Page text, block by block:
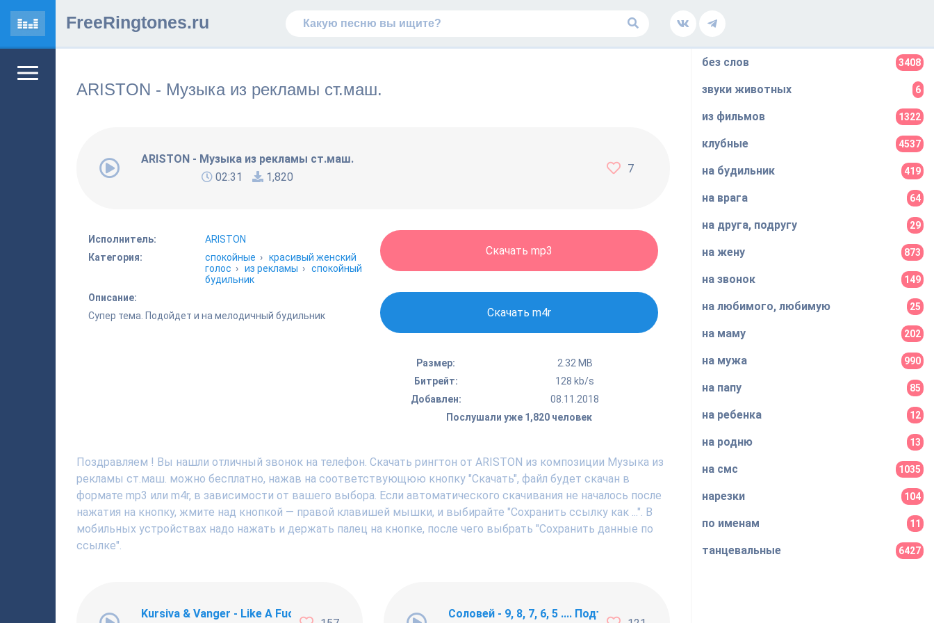
FreeRingtones.ru
ARISTON - Музыка из рекламы ст.маш.
ARISTON - Музыка из рекламы ст.маш.
02:31
1,820
7
Исполнитель:
ARISTON
Категория:
спокойные › красивый женский
голос › из рекламы › спокойный
будильник
Описание:
Супер тема. Подойдет и на мелодичный будильник
Скачать mp3
Скачать m4r
Размер:
2.32 MB
Битрейт:
128 kb/s
Добавлен:
08.11.2018
Послушали уже 1,820 человек
Поздравляем ! Вы нашли отличный звонок на телефон. Скачать рингтон от ARISTON из композиции Музыка из
рекламы ст.маш. можно бесплатно, нажав на соответствующюю кнопку "Скачать", файл будет скачан в
формате mp3 или m4r, в зависимости от вашего выбора. Если автоматического скачивания не началось после
нажатия на кнопку, жмите над кнопкой — правой клавишей мышки, и выбирайте "Сохранить ссылку как ...". В
мобильных устройствах надо нажать и держать палец на кнопке, после чего выбрать "Сохранить данные по
ссылке".
Kursiva & Vanger - Like A Fucking Newbie Соловей - 9, 8, 7, 6, 5 .... Подъём !!!
без слов 3408
звуки животных 6
из фильмов 1322
клубные 4537
на будильник 419
на врага 64
на друга, подругу 29
на жену 873
на звонок 149
на любимого, любимую 25
на маму 202
на мужа 990
на папу 85
на ребенка 12
на родню 13
на смс 1035
нарезки 104
по именам 11
танцевальные 6427